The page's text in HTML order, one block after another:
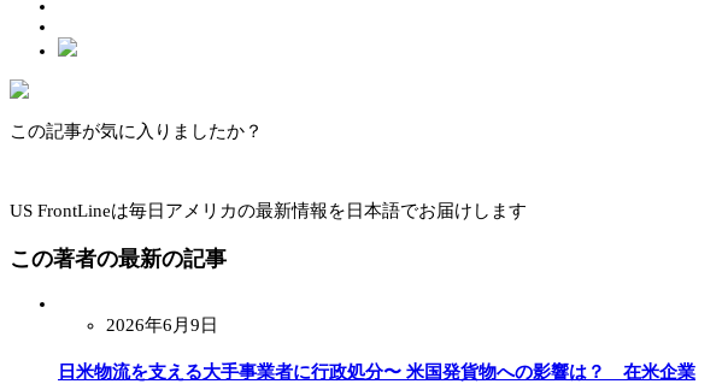
この記事が気に入りましたか？
US FrontLineは毎日アメリカの最新情報を日本語でお届けします
この著者の最新の記事
2026年6月9日
日米物流を支える大手事業者に行政処分〜 米国発貨物への影響は？ 在米企業